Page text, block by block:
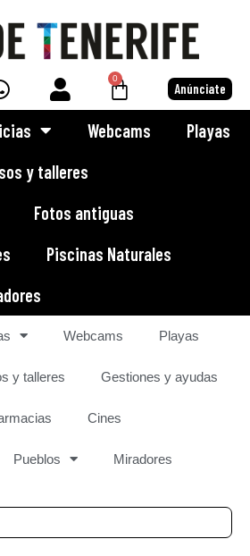
0
Anúnciate
Webcams
Playas
y talleres
Fotos antiguas
Piscinas Naturales
Webcams Playas
y talleres Gestiones y ayudas
Cines
Pueblos Miradores